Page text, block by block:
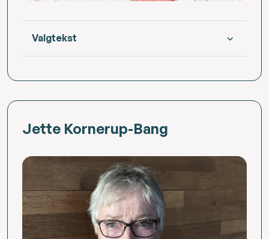
Valgtekst
Jette Kornerup-Bang